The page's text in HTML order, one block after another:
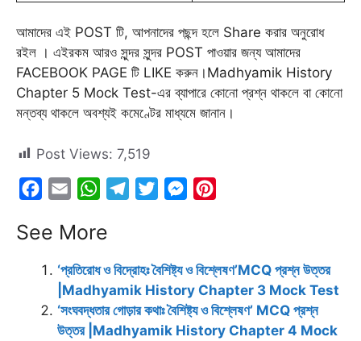
আমাদের এই POST টি, আপনাদের পছন্দ হলে Share করার অনুরোধ
রইল । এইরকম আরও সুন্দর সুন্দর POST পাওয়ার জন্য আমাদের
FACEBOOK PAGE টি LIKE করুন।Madhyamik History
Chapter 5 Mock Test-এর ব্যাপারে কোনো প্রশ্ন থাকলে বা কোনো
মন্তব্য থাকলে অবশ্যই কমেণ্টের মাধ্যমে জানান।
Post Views: 7,519
c
b
o
a
l
W
a
s
A
p
g
a
t
e
r
M
e
n
g
e
r
e
See More
‘প্রতিরোধ ও বিদ্রোহঃ বৈশিষ্ট্য ও বিশ্লেষণ’MCQ প্রশ্ন উত্তর
|Madhyamik History Chapter 3 Mock Test
‘সংঘবদ্ধতার গোড়ার কথাঃ বৈশিষ্ট্য ও বিশ্লেষণ’ MCQ প্রশ্ন
উত্তর |Madhyamik History Chapter 4 Mock